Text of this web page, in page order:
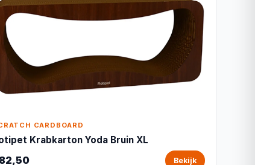
CARDBOARD
Krabkarton Yoda Bruin XL
Bekijk